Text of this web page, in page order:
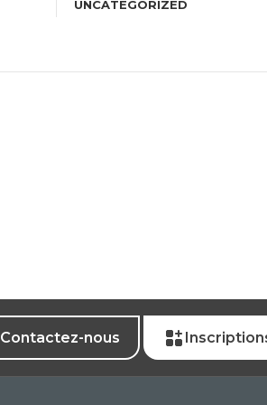
UNCATEGORIZED
Contactez-nous